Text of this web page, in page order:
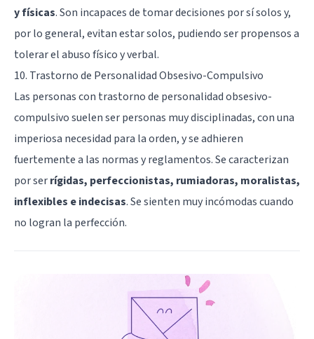
y físicas. Son incapaces de tomar decisiones por sí solos y,
por lo general, evitan estar solos, pudiendo ser propensos a
tolerar el abuso físico y verbal.
10. Trastorno de Personalidad Obsesivo-Compulsivo
Las personas con trastorno de personalidad obsesivo-
compulsivosuelen ser personas muy disciplinadas, con una
imperiosa necesidad para la orden, y se adhieren
fuertemente a las normas y reglamentos. Se caracterizan
por serrígidas, perfeccionistas, rumiadoras, moralistas,
inflexibles e indecisas. Se sienten muy incómodas cuando
no logran la perfección.